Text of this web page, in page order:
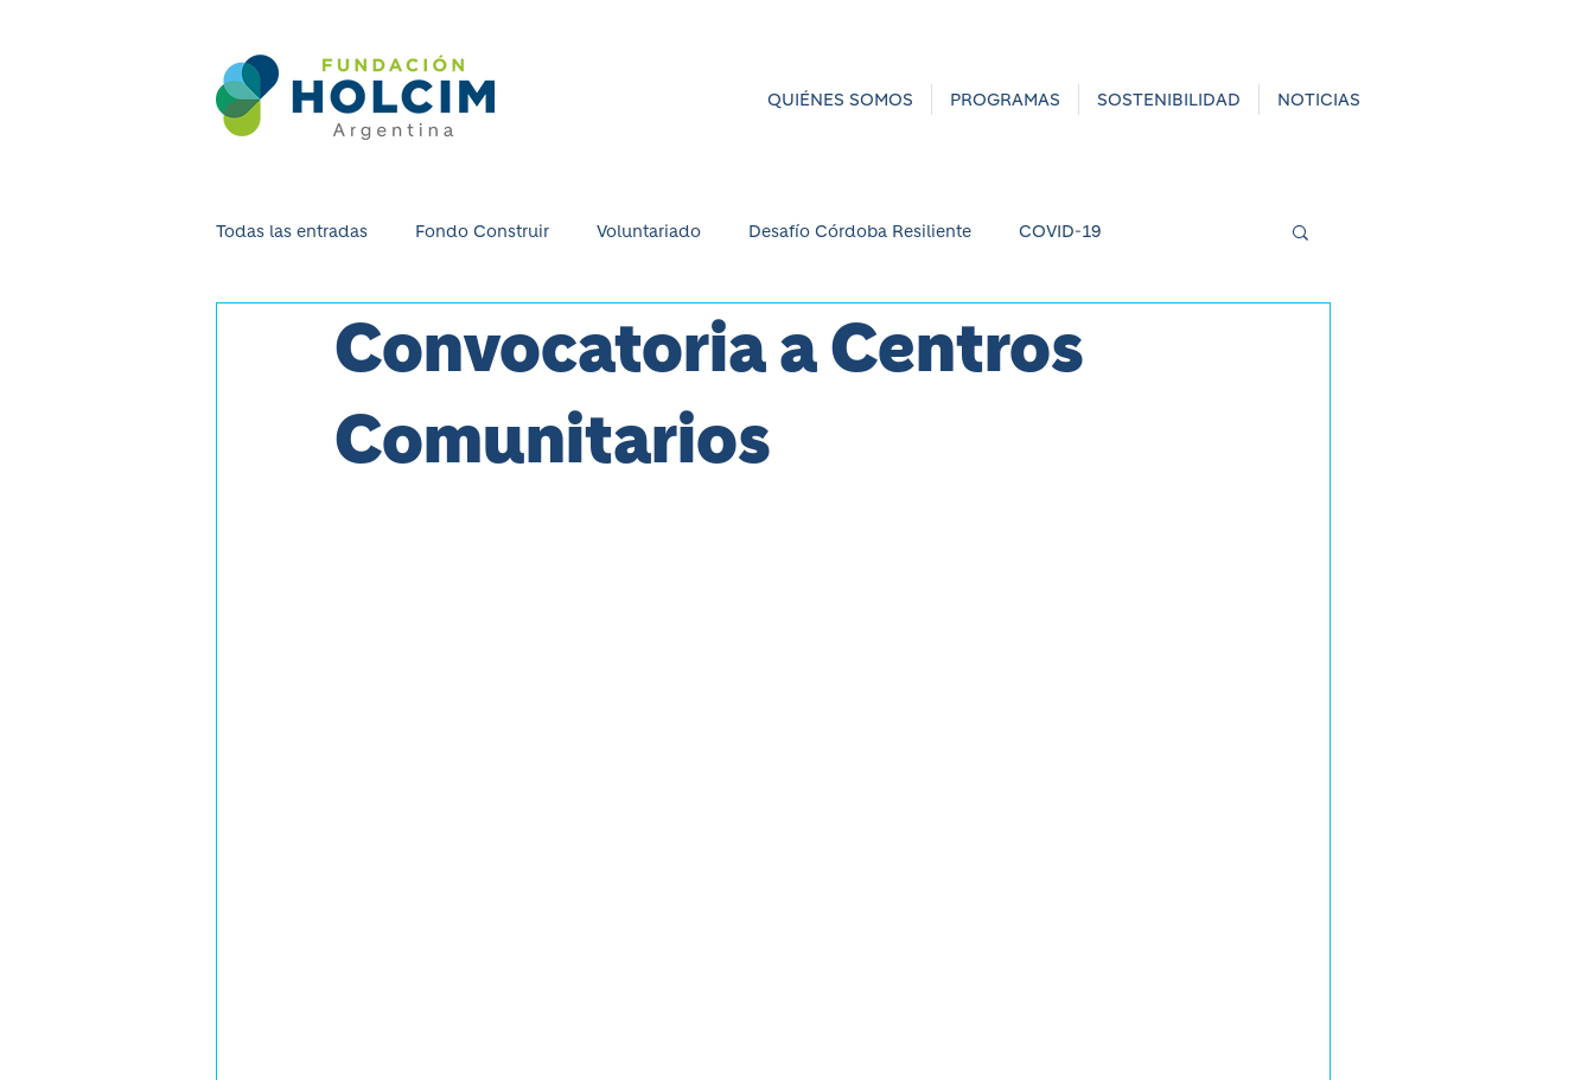
QUIÉNES SOMOS PROGRAMAS SOSTENIBILIDAD NOTICIAS
Todas las entradas Fondo Construir Voluntariado Desafío Córdoba Resiliente COVID-19
Liliana Gonzalez Hábitat para la humanidad Economía circular
Convocatoria a Centros
Comunitarios